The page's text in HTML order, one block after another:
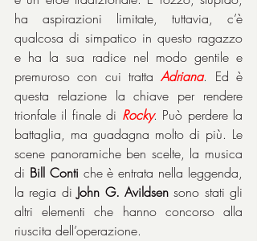
ha aspirazioni limitate, tuttavia, c’è
qualcosa di simpatico in questo ragazzo
e ha la sua radice nel modo gentile e
premuroso con cui tratta Adriana. Ed è
questa relazione la chiave per rendere
trionfale il finale di Rocky. Può perdere la
battaglia, ma guadagna molto di più. Le
scene panoramiche ben scelte, la musica
di Bill Conti che è entrata nella leggenda,
la regia di John G. Avildsen sono stati gli
altri elementi che hanno concorso alla
riuscita dell’operazione.